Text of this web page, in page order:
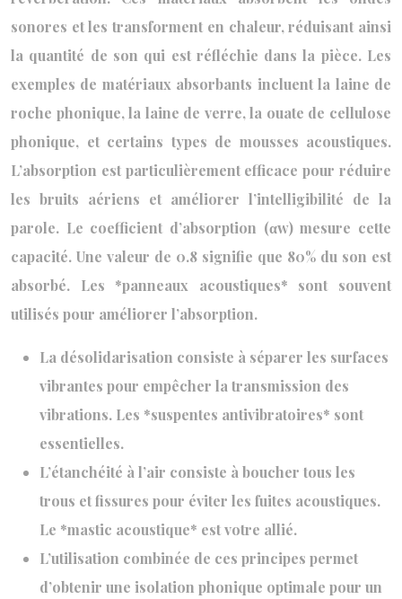
sonores et les transforment en chaleur, réduisant ainsi
la quantité de son qui est réfléchie dans la pièce. Les
exemples de matériaux absorbants incluent la laine de
roche phonique, la laine de verre, la ouate de cellulose
phonique, et certains types de mousses acoustiques.
L’absorption est particulièrement efficace pour réduire
les bruits aériens et améliorer l’intelligibilité de la
parole. Le coefficient d’absorption (αw) mesure cette
capacité. Une valeur de 0.8 signifie que 80% du son est
absorbé. Les *panneaux acoustiques* sont souvent
utilisés pour améliorer l’absorption.
La désolidarisation consiste à séparer les surfaces
vibrantes pour empêcher la transmission des
vibrations. Les *suspentes antivibratoires* sont
essentielles.
L’étanchéité à l’air consiste à boucher tous les
trous et fissures pour éviter les fuites acoustiques.
Le *mastic acoustique* est votre allié.
L’utilisation combinée de ces principes permet
d’obtenir une isolation phonique optimale pour un